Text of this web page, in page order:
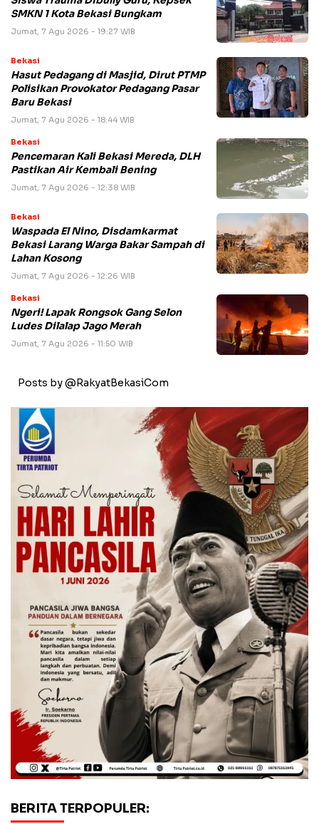
SMKN 1 Kota Bekasi Bungkam
Jumat, 7 Agu 2026 - 19:27 WIB
Bekasi
Hasut Pedagang di Masjid, Dirut PTMP
Polisikan Provokator Pedagang Pasar
Baru Bekasi
Jumat, 7 Agu 2026 - 18:44 WIB
Bekasi
Pencemaran Kali Bekasi Mereda, DLH
Pastikan Air Kembali Bening
Jumat, 7 Agu 2026 - 12:38 WIB
Bekasi
Waspada El Nino, Disdamkarmat
Bekasi Larang Warga Bakar Sampah di
Lahan Kosong
Jumat, 7 Agu 2026 - 12:26 WIB
Bekasi
Ngeri! Lapak Rongsok Gang Selon
Ludes Dilalap Jago Merah
Jumat, 7 Agu 2026 - 11:50 WIB
Posts by @RakyatBekasiCom
BERITA TERPOPULER: